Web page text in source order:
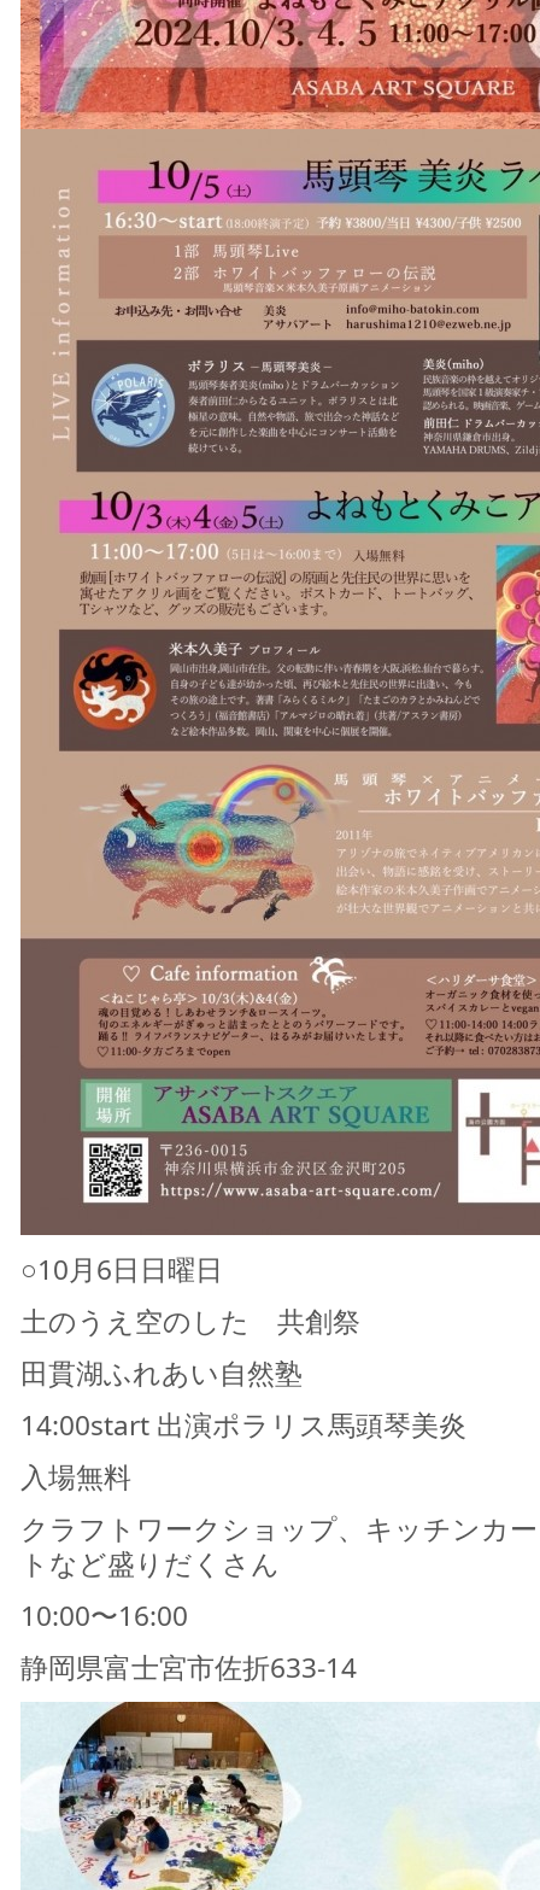
○10月6日日曜日
土のうえ空のした 共創祭
田貫湖ふれあい自然塾
14:00start 出演ポラリス馬頭琴美炎
入場無料
クラフトワークショップ、キッチンカ
トなど盛りだくさん
10:00〜16:00
静岡県富士宮市佐折633-14